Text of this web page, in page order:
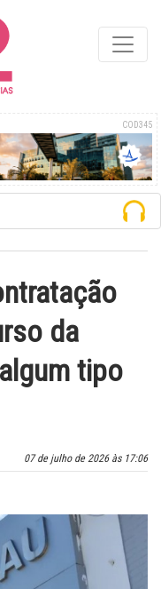
COD345
da
tipo
07 de julho de 2026 às 17:06